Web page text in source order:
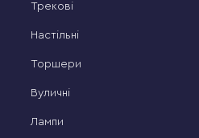
Трекові
Настільні
Торшери
Вуличні
Лампи